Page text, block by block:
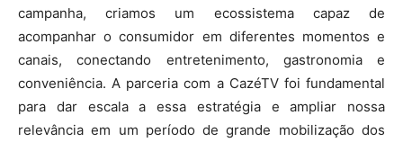
campanha, criamos um ecossistema capaz de
acompanhar o consumidor em diferentes momentos e
canais, conectando entretenimento, gastronomia e
conveniência. A parceria com a CazéTV foi fundamental
para dar escala a essa estratégia e ampliar nossa
relevância em um período de grande mobilização dos